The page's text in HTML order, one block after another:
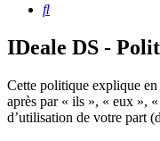
Rechercher
IDeale DS -
Cette politique explique
après par « ils », « eux »,
d’utilisation de votre part